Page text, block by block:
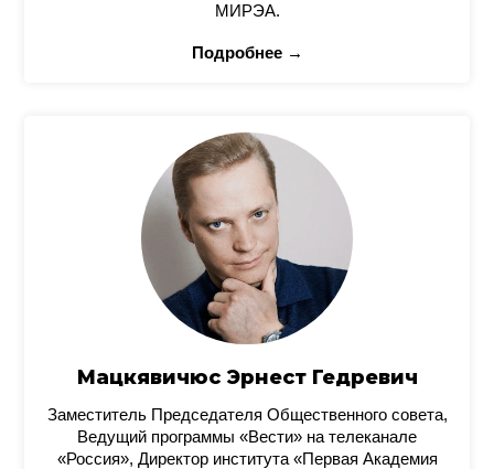
МИРЭА.
Подробнее →
Мацкявичюс Эрнест Гедревич
Заместитель Председателя Общественного совета,
Ведущий программы «Вести» на телеканале
«Россия», Директор института «Первая Академия